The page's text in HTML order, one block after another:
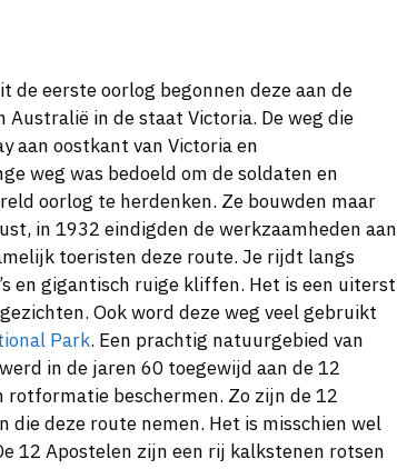
de eerste oorlog begonnen deze aan de
in de staat Victoria. De weg die
aan oostkant van Victoria en
weg was bedoeld om de soldaten en
oorlog te herdenken. Ze bouwden maar
in 1932 eindigden de werkzaamheden aan
toeristen deze route. Je rijdt langs
en gigantisch ruige kliffen. Het is een uiterst
Ook word deze weg veel gebruikt
Park. Een prachtig natuurgebied van
in de jaren 60 toegewijd aan de 12
beschermen. Zo zijn de 12
deze route nemen. Het is misschien wel
12 Apostelen zijn een rij kalkstenen rotsen